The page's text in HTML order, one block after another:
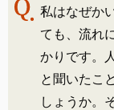
私はなぜか
ても、流れ
かりです。
と聞いたこ
しょうか。